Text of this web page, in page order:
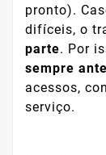
pronto).
difíceis, o
parte. Por
sempre
acessos,
serviço.